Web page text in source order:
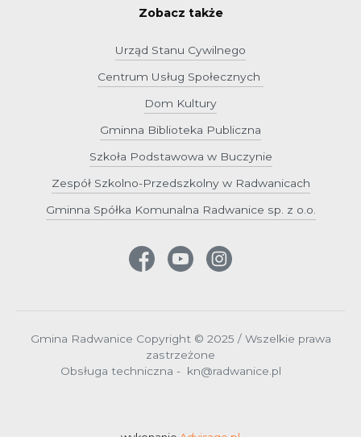
Zobacz także
Urząd Stanu Cywilnego
Centrum Usług Społecznych
Dom Kultury
Gminna Biblioteka Publiczna
Szkoła Podstawowa w Buczynie
Zespół Szkolno-Przedszkolny w Radwanicach
Gminna Spółka Komunalna Radwanice sp. z o.o.
Gmina Radwanice Copyright © 2025 / Wszelkie prawa
zastrzeżone
Obsługa techniczna - kn@radwanice.pl